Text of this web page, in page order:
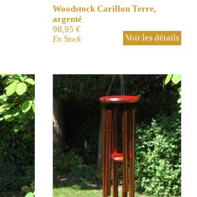
Woodstock Carillon Terre,
argenté
98,95 €
En Stock Voir les détails